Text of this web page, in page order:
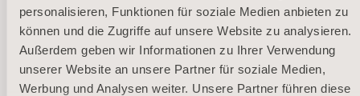
personalisieren, Funktionen für soziale Medien anbieten zu
können und die Zugriffe auf unsere Website zu analysieren.
Außerdem geben wir Informationen zu Ihrer Verwendung
unserer Website an unsere Partner für soziale Medien,
Werbung und Analysen weiter. Unsere Partner führen diese
DOWNLOAD